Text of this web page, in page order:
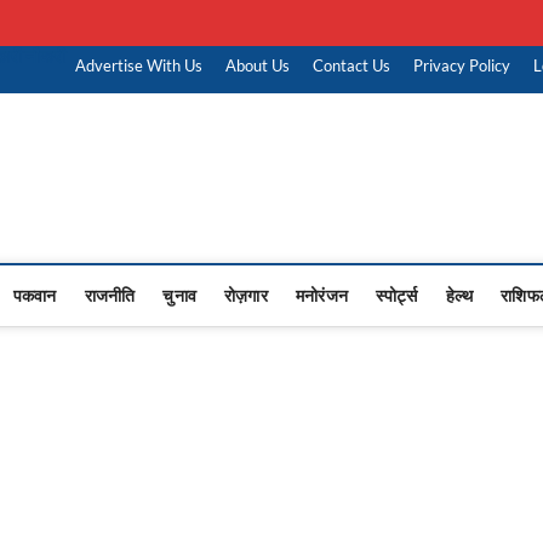
Advertise With Us About Us Contact Us Privacy Policy
पकवान राजनीति चुनाव रोज़गार मनोरंजन स्पोर्ट्स हेल्थ